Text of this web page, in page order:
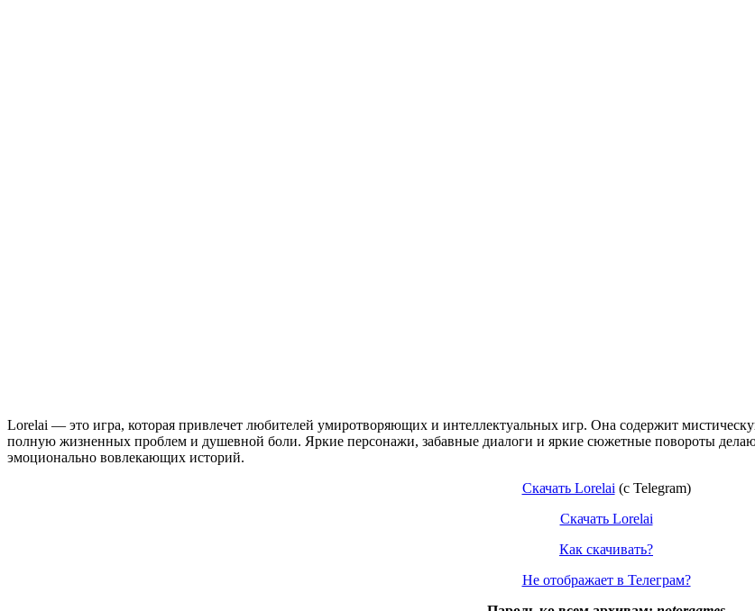
Lorelai — это игра, которая привлечет любителей умиротворяющих и интеллектуальных игр. Она содержит
полную жизненных проблем и душевной боли. Яркие персонажи, забавные диалоги и яркие сюжетные повороты
эмоционально вовлекающих историй.
Скачать Lorelai (c Telegram)
Скачать Lorelai
Как скачивать?
Не отображает в Телеграм?